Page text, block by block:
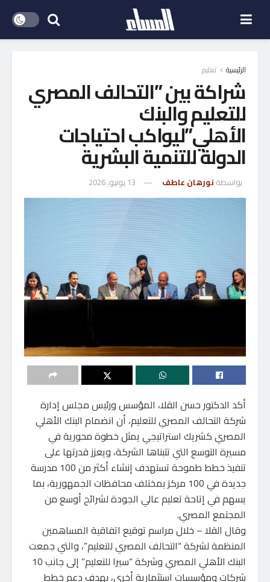
الرئيسية تعليم
شراكة بين ”التحالف المصري
للتعليم والبنك
الأهلي”ليواكب احتياجات
الدولة للتنمية البشرية
بواسطة نورهان عاطف 13 يونيو، 2026
أكد الدكتور حسن القلا، المؤسس ورئيس مجلس إدارة
شركة التحالف المصري للتعليم، أن انضمام البنك الأهلي
المصري كشريك استراتيجي يمثل خطوة محورية في
مسيرة التوسع التي تتبناها الشركة، ويعزز قدرتها على
تنفيذ خطط طموحة تستهدف إنشاء أكثر من 100 مدرسة
جديدة في 100 مركز بمختلف محافظات الجمهورية، بما
يسهم في إتاحة تعليم عالي الجودة لشرائح أوسع من
المجتمع المصري.
وقال القلا – خلال مراسم توقيع اتفاقية المساهمين
المنظمة لشركة “التحالف المصري للتعليم”، والتي جمعت
البنك الأهلي المصري وشركة “سيرا للتعليم” إلى جانب 10
شركات ومؤسسات استثمارية أخرى، بهدف دعم خطط